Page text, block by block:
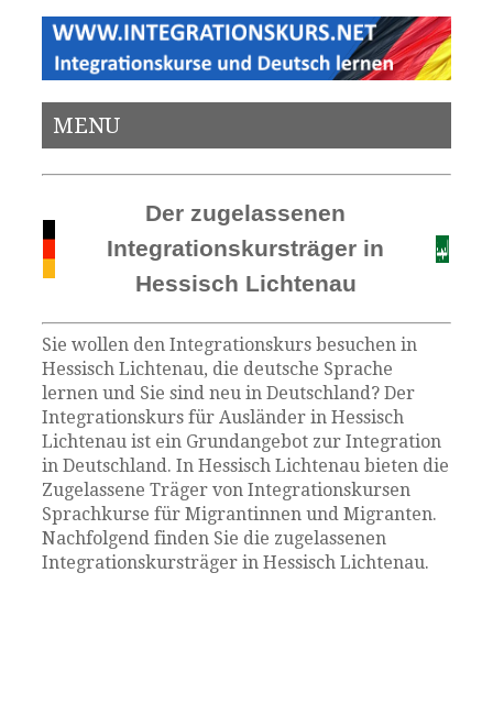
MENU
Der zugelassenen
Integrationskursträger in
Hessisch Lichtenau
Sie wollen den Integrationskurs besuchen in
Hessisch Lichtenau, die deutsche Sprache
lernen und Sie sind neu in Deutschland? Der
Integrationskurs für Ausländer in Hessisch
Lichtenau ist ein Grundangebot zur Integration
in Deutschland. In Hessisch Lichtenau bieten die
Zugelassene Träger von Integrationskursen
Sprachkurse für Migrantinnen und Migranten.
Nachfolgend finden Sie die zugelassenen
Integrationskursträger in Hessisch Lichtenau.